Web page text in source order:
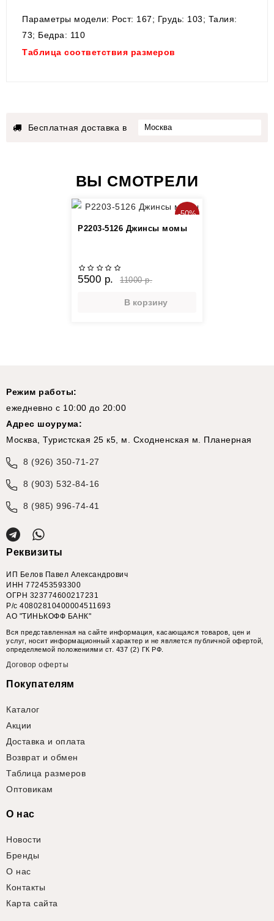
Параметры модели: Рост: 167; Грудь: 103; Талия:
73; Бедра: 110
Таблица соответствия размеров
Бесплатная доставка в
ВЫ СМОТРЕЛИ
-50%
Р2203-5126 Джинсы момы
5500 р. 11000 р.
В корзину
Реквизиты
ИП Белов Павел Александрович
ИНН 772453593300
ОГРН 323774600217231
Р/с 40802810400004511693
АО "ТИНЬКОФФ БАНК"
Вся представленная на сайте информация, касающаяся товаров, цен и
услуг, носит информационный характер и не является публичной офертой,
определяемой положениями ст. 437 (2) ГК РФ.
Договор оферты
Режим работы:
ежедневно с 10:00 до 20:00
Адрес шоурума:
Москва, Туристская 25 к5, м. Сходненская м. Планерная
8 (926) 350-71-27
8 (903) 532-84-16
8 (985) 996-74-41
Покупателям
Каталог
Акции
Доставка и оплата
Возврат и обмен
Таблица размеров
Оптовикам
О нас
Новости
Бренды
О нас
Контакты
Карта сайта